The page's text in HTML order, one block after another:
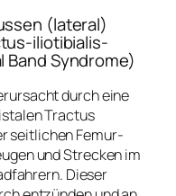
(lateral)
iliotibialis-
Syndrome)
durch eine
Tractus
seitlichen Femur-
und Strecken im
Dieser